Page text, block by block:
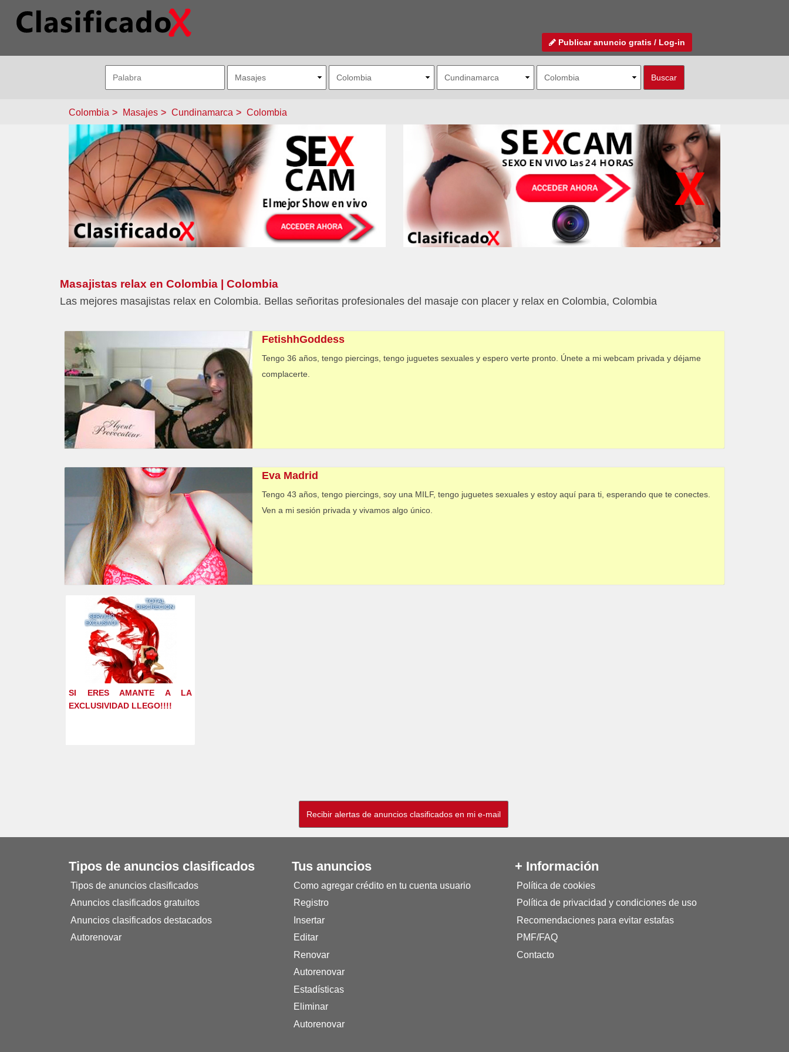
Publicar anuncio gratis / Log-in
Colombia Masajes Cundinamarca Colombia
Masajistas relax en Colombia | Colombia
Las mejores masajistas relax en Colombia. Bellas señoritas profesionales del masaje con placer y relax en Colombia, Colombia
FetishhGoddess
Tengo 36 años, tengo piercings, tengo juguetes sexuales y espero verte pronto. Únete a mi webcam privada y déjame
complacerte.
Eva Madrid
Tengo 43 años, tengo piercings, soy una MILF, tengo juguetes sexuales y estoy aquí para ti, esperando que te conectes.
Ven a mi sesión privada y vivamos algo único.
SI ERES AMANTE A LA
EXCLUSIVIDAD LLEGO!!!!
Tipos de anuncios clasificados
Tipos de anuncios clasificados
Anuncios clasificados gratuitos
Anuncios clasificados destacados
Autorenovar
Tus anuncios
Como agregar crédito en tu cuenta usuario
Registro
Insertar
Editar
Renovar
Autorenovar
Estadísticas
Eliminar
Autorenovar
+ Información
Política de cookies
Política de privacidad y condiciones de uso
Recomendaciones para evitar estafas
PMF/FAQ
Contacto